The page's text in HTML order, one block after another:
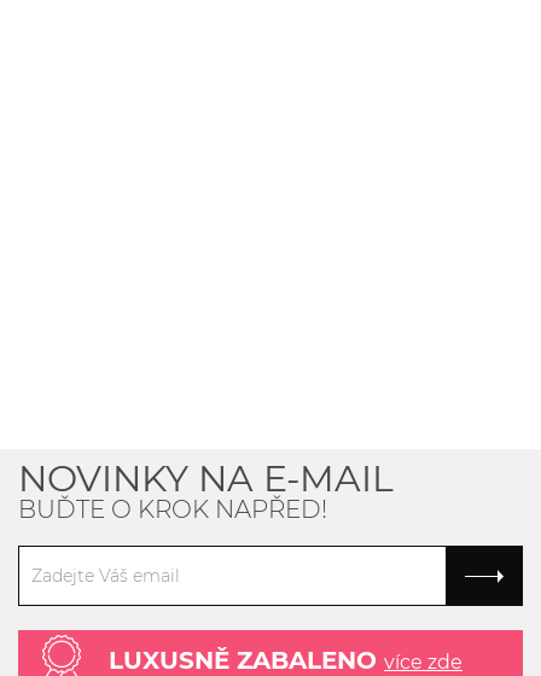
NOVINKY NA E-MAIL
BUĎTE O KROK NAPŘED!
LUXUSNĚ ZABALENO více zde